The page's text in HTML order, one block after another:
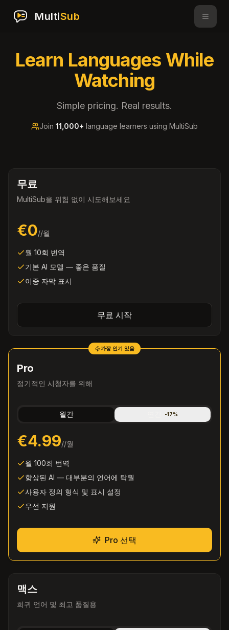
MultiSub
Learn Languages While
Watching
Simple pricing. Real results.
Join 11,000+ language learners using MultiSub
무료
MultiSub을 위험 없이 시도해보세요
€0//월
월 10회 번역
기본 AI 모델 — 좋은 품질
이중 자막 표시
무료 시작
가장 인기 있음
Pro
정기적인 시청자를 위해
월간 -17%
€4.99//월
월 100회 번역
향상된 AI — 대부분의 언어에 탁월
사용자 정의 형식 및 표시 설정
우선 지원
Pro 선택
맥스
희귀 언어 및 최고 품질용